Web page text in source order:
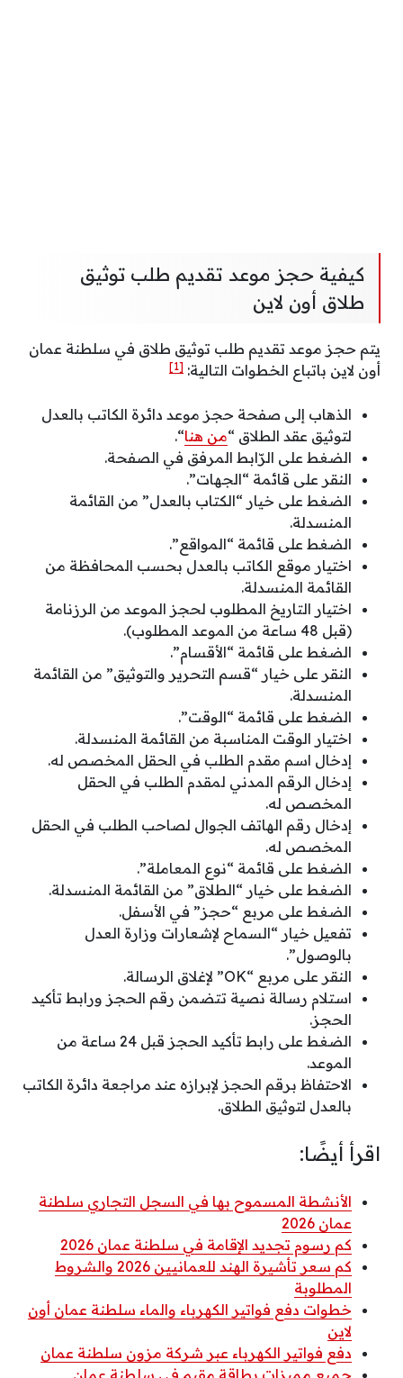
كيفية حجز موعد تقديم طلب توثيق
طلاق أون لاين
يتم حجز موعد تقديم طلب توثيق طلاق في سلطنة عمان
أون لاين باتباع الخطوات التالية: [1]
الذهاب إلى صفحة حجز موعد دائرة الكاتب بالعدل
لتوثيق عقد الطلاق “من هنا“.
الضغط على الرّابط المرفق في الصفحة.
النقر على قائمة “الجهات”.
الضغط على خيار “الكتاب بالعدل” من القائمة
المنسدلة.
الضغط على قائمة “المواقع”.
اختيار موقع الكاتب بالعدل بحسب المحافظة من
القائمة المنسدلة.
اختيار التاريخ المطلوب لحجز الموعد من الرزنامة
(قبل 48 ساعة من الموعد المطلوب).
الضغط على قائمة “الأقسام”.
النقر على خيار “قسم التحرير والتوثيق” من القائمة
المنسدلة.
الضغط على قائمة “الوقت”.
اختيار الوقت المناسبة من القائمة المنسدلة.
إدخال اسم مقدم الطلب في الحقل المخصص له.
إدخال الرقم المدني لمقدم الطلب في الحقل
المخصص له.
إدخال رقم الهاتف الجوال لصاحب الطلب في الحقل
المخصص له.
الضغط على قائمة “نوع المعاملة”.
الضغط على خيار “الطلاق” من القائمة المنسدلة.
الضغط على مربع “حجز” في الأسفل.
تفعيل خيار “السماح لإشعارات وزارة العدل
بالوصول”.
النقر على مربع “OK” لإغلاق الرسالة.
استلام رسالة نصية تتضمن رقم الحجز ورابط تأكيد
الحجز.
الضغط على رابط تأكيد الحجز قبل 24 ساعة من
الموعد.
الاحتفاظ برقم الحجز لإبرازه عند مراجعة دائرة الكاتب
بالعدل لتوثيق الطلاق.
اقرأ أيضًا:
الأنشطة المسموح بها في السجل التجاري سلطنة
عمان 2026
كم رسوم تجديد الإقامة في سلطنة عمان 2026
كم سعر تأشيرة الهند للعمانيين 2026 والشروط
المطلوبة
خطوات دفع فواتير الكهرباء والماء سلطنة عمان أون
لاين
دفع فواتير الكهرباء عبر شركة مزون سلطنة عمان
جميع مميزات بطاقة مقيم في سلطنة عمان